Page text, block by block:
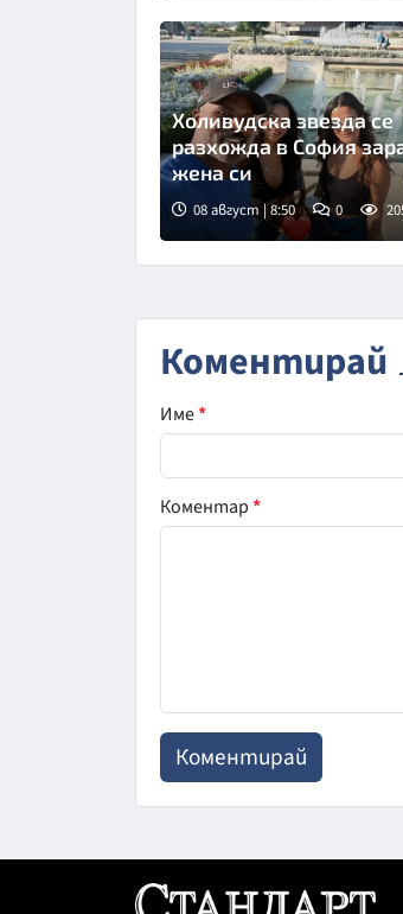
Холивудска звезда се
разхожда в София
жена си
08 август | 8:50 0
Коментирай
Име*
Коментар*